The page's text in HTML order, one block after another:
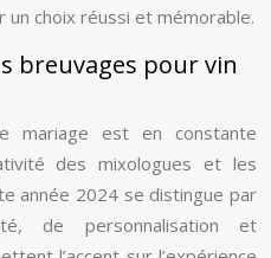
choix réussi et mémorable.
breuvages pour vin
mariage est en constante
des mixologues et les
année 2024 se distingue par
de personnalisation et